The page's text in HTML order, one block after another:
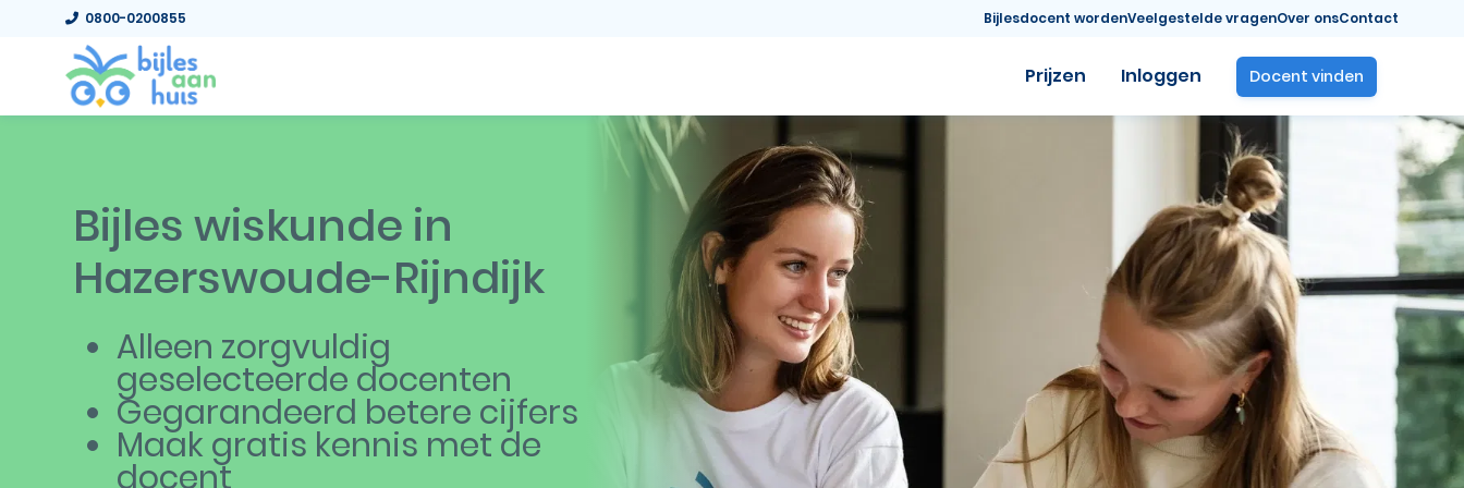
0800-0200855 Bijlesdocent wordenVeelgestelde vragenOver onsContact
Prijzen Inloggen Docent vinden
Bijles wiskunde in
Hazerswoude-Rijndijk
Alleen zorgvuldig
geselecteerde docenten
Gegarandeerd betere cijfers
Maak gratis kennis met de
docent